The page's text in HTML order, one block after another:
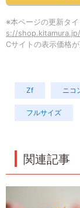
※本ページの更新タ
s://shop.kitamura.jp/
Cサイトの表示価格
Zf ニコ
フルサイズ
関連記事